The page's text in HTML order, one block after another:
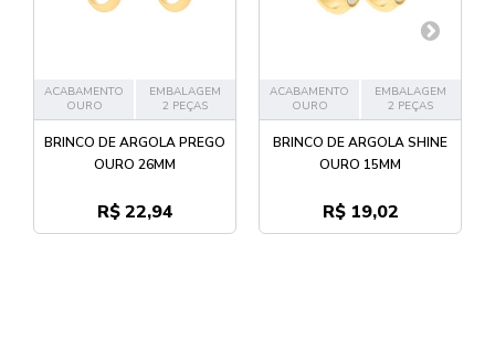
ACABAMENTO
OURO
EMBALAGEM
2 PEÇAS
BRINCO DE ARGOLA PREGO
OURO 26MM
R$ 22,94
ACABAMENTO
OURO
EMBALAGEM
2 PEÇAS
BRINCO DE ARGOLA SHINE
OURO 15MM
R$ 19,02